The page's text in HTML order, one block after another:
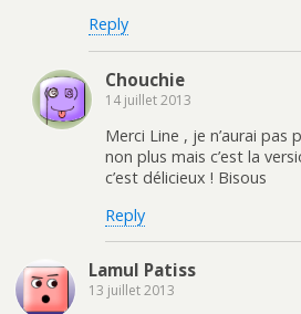
Reply
Chouchie
14 juillet 2013
Merci Line , je n’aurai
non plus mais c’est la
c’est délicieux ! Bisous
Reply
Lamul Patiss
13 juillet 2013